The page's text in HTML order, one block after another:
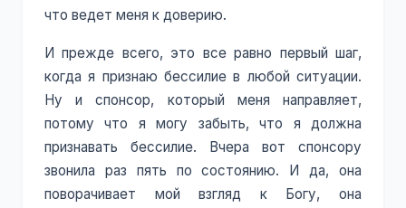
что ведет меня к доверию.
И прежде всего, это все равно первый шаг,
когда я признаю бессилие в любой ситуации.
Ну и спонсор, который меня направляет,
потому что я могу забыть, что я должна
признавать бессилие. Вчера вот спонсору
звонила раз пять по состоянию. И да, она
поворачивает мой взгляд к Богу, она